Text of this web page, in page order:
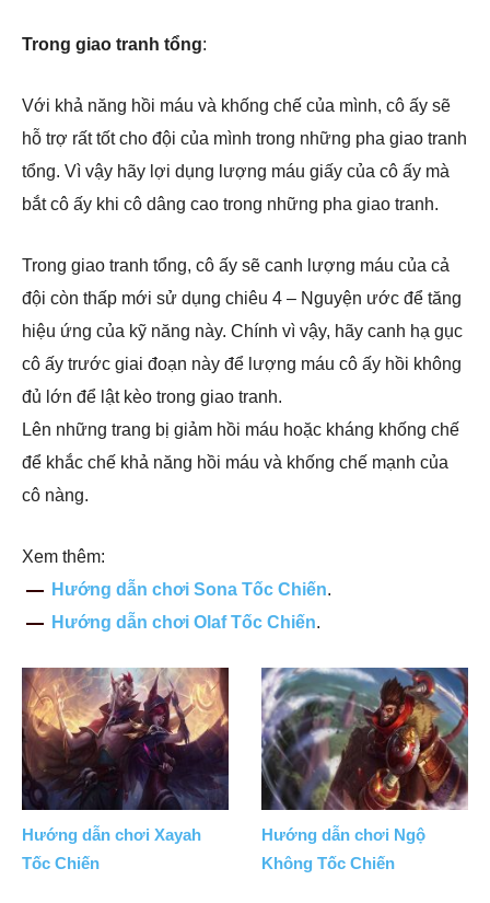
Trong giao tranh tổng:
Với khả năng hồi máu và khống chế của mình, cô ấy sẽ
hỗ trợ rất tốt cho đội của mình trong những pha giao tranh
tổng. Vì vậy hãy lợi dụng lượng máu giấy của cô ấy mà
bắt cô ấy khi cô dâng cao trong những pha giao tranh.
Trong giao tranh tổng, cô ấy sẽ canh lượng máu của cả
đội còn thấp mới sử dụng chiêu 4 – Nguyện ước để tăng
hiệu ứng của kỹ năng này. Chính vì vậy, hãy canh hạ gục
cô ấy trước giai đoạn này để lượng máu cô ấy hồi không
đủ lớn để lật kèo trong giao tranh.
Lên những trang bị giảm hồi máu hoặc kháng khống chế
để khắc chế khả năng hồi máu và khống chế mạnh của
cô nàng.
Xem thêm:
Hướng dẫn chơi Sona Tốc Chiến.
Hướng dẫn chơi Olaf Tốc Chiến.
Hướng dẫn chơi Xayah
Tốc Chiến
Hướng dẫn chơi Ngộ
Không Tốc Chiến